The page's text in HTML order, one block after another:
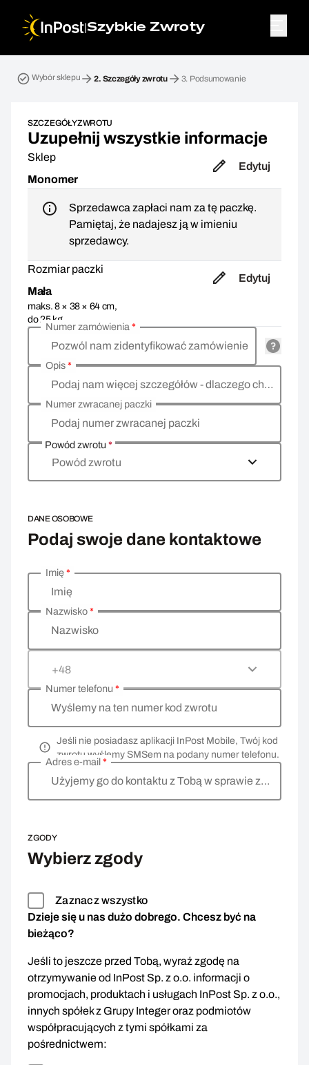
|Szybkie Zwroty
Wybór sklepu 2. Szczegóły zwrotu 3. Podsumowanie
SZCZEGÓŁY ZWROTU
Uzupełnij wszystkie informacje
Sklep
Monomer
Edytuj
Sprzedawca zapłaci nam za tę paczkę.
Pamiętaj, że nadajesz ją w imieniu
sprzedawcy.
Rozmiar paczki
Mała
maks. 8 × 38 × 64 cm,
do 25 kg
Edytuj
Pozwól nam zidentyfikować zamówienie
Numer zamówienia*
Podaj nam więcej szczegółów - dlaczego chcesz zwrócić towar, co jest powodem?
Opis*
Podaj numer zwracanej paczki
Numer zwracanej paczki
Powód zwrotu*
Powód zwrotu
DANE OSOBOWE
Podaj swoje dane kontaktowe
Wprowadź swoje dane osobowe
Imię
Imię*
Nazwisko
Nazwisko*
+48
Wyślemy na ten numer kod zwrotu
Numer telefonu *
Jeśli nie posiadasz aplikacji InPost Mobile, Twój kod
zwrotu wyślemy SMSem na podany numer telefonu.
Użyjemy go do kontaktu z Tobą w sprawie zwrotu
Adres e-mail *
ZGODY
Wybierz zgody
Zaznacz wszystko
Dzieje się u nas dużo dobrego. Chcesz być na
bieżąco?
Jeśli to jeszcze przed Tobą, wyraź zgodę na
otrzymywanie od InPost Sp. z o.o. informacji o
promocjach, produktach i usługach InPost Sp. z o.o.,
innych spółek z Grupy Integer oraz podmiotów
współpracujących z tymi spółkami za
pośrednictwem: